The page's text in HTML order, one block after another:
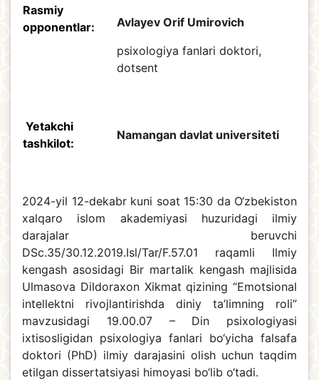
Rasmiy
opponentlar:
Avlayev Orif Umirovich
psixologiya fanlari doktori,
dotsent
Yetakchi
tashkilot:
Namangan davlat universiteti
2024-yil 12-dekabr kuni soat 15:30 da O‘zbekiston
xalqaro islom akademiyasi huzuridagi ilmiy
darajalar beruvchi
DSc.35/30.12.2019.Isl/Tar/F.57.01 raqamli Ilmiy
kengash asosidagi Bir martalik kengash majlisida
Ulmasova Dildoraxon Xikmat qizining “Emotsional
intellektni rivojlantirishda diniy ta’limning roli”
mavzusidagi 19.00.07 – Din psixologiyasi
ixtisosligidan psixologiya fanlari bo‘yicha falsafa
doktori (PhD) ilmiy darajasini olish uchun taqdim
etilgan dissertatsiyasi himoyasi bo‘lib o‘tadi.